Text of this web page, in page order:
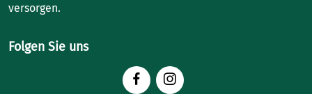
versorgen.
Folgen Sie uns